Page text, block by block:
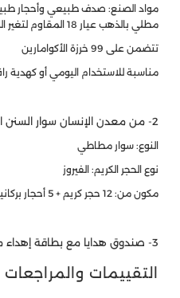
مواد الصنع: صدف طبيعي وأحجار
مطلي بالذهب عيار 18 المقاوم لتغير اللون
تتضمن على 99 خرزة الأكوامارين
مناسبة للاستخدام اليومي أو كهدية
2- من معدن الإنسان سوار السنن الرواتب
النوع: سوار مطاطي
نوع الحجر الكريم: الفيروز
مكون من: 12 حجر كريم + 5 أحجار بركانية بيضاء + 2 مكعب خشبي
3- صندوق هدايا مع بطاقة إهداء من شبابنا
التقييمات والمراجعات